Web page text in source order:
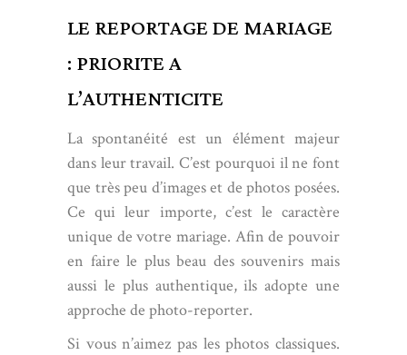
LE REPORTAGE DE MARIAGE
: PRIORITE A
L’AUTHENTICITE
La spontanéité est un élément majeur
dans leur travail. C’est pourquoi il ne font
que très peu d’images et de photos posées.
Ce qui leur importe, c’est le caractère
unique de votre mariage. Afin de pouvoir
en faire le plus beau des souvenirs mais
aussi le plus authentique, ils adopte une
approche de photo-reporter.
Si vous n’aimez pas les photos classiques.